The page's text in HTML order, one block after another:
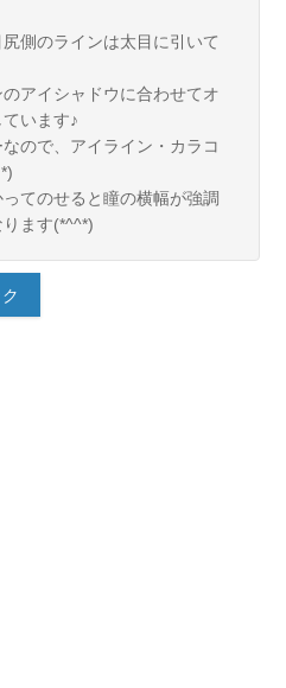
側のラインは太目に引いて
アイシャドウに合わせてオ
います♪
ので、アイライン・カラコ
てのせると瞳の横幅が強調
ます(*^^*)